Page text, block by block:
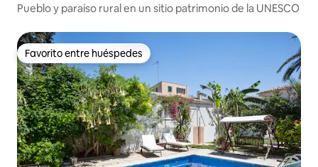
Pueblo y paraíso rural en un sitio patrimonio de la UNESCO
Favorito entre huéspedes
Favorito entre huéspedes